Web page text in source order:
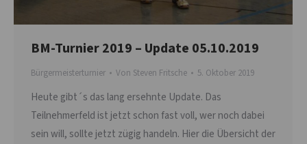
BM-Turnier 2019 – Update 05.10.2019
Bürgermeisterturnier Von Steven Fritsche 5. Oktober 2019
Heute gibt´s das lang ersehnte Update. Das
Teilnehmerfeld ist jetzt schon fast voll, wer noch dabei
sein will, sollte jetzt zügig handeln. Hier die Übersicht der